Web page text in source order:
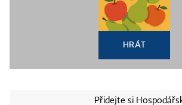
HRÁT
Přidejte si